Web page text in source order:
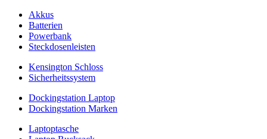
Akkus
Batterien
Powerbank
Steckdosenleisten
Kensington Schloss
Sicherheitssystem
Dockingstation Laptop
Dockingstation Marken
Laptoptasche